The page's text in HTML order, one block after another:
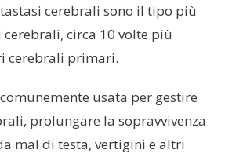
cerebrali sono il tipo più
circa 10 volte più
cerebrali primari.
usata per gestire
prolungare la sopravvivenza
mal di testa, vertigini e altri